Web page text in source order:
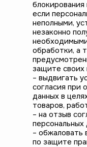
блокирования
если
неполными,
незаконно
обработки, а
защите своих
– выдвигать
согласия при
данных в
товаров,
– на отзыв
персональных
– обжаловать
по защите